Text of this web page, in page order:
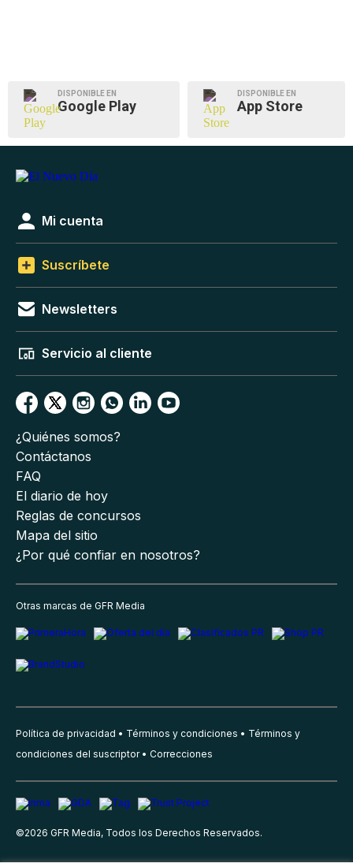
DISPONIBLE EN
Google Play
DISPONIBLE EN
App Store
Mi cuenta
Suscríbete
Newsletters
Servicio al cliente
¿Quiénes somos?
Contáctanos
FAQ
El diario de hoy
Reglas de concursos
Mapa del sitio
¿Por qué confiar en nosotros?
Otras marcas de GFR Media
Política de privacidad Términos y condiciones
Términos y
condiciones del suscriptor
Correcciones
©2026 GFR Media, Todos los Derechos Reservados.